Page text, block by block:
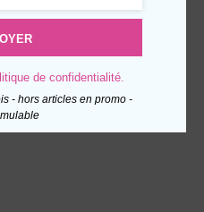
avec une paire
look affirmé ou
un look plus
de confidentialité.
- hors articles en promo -